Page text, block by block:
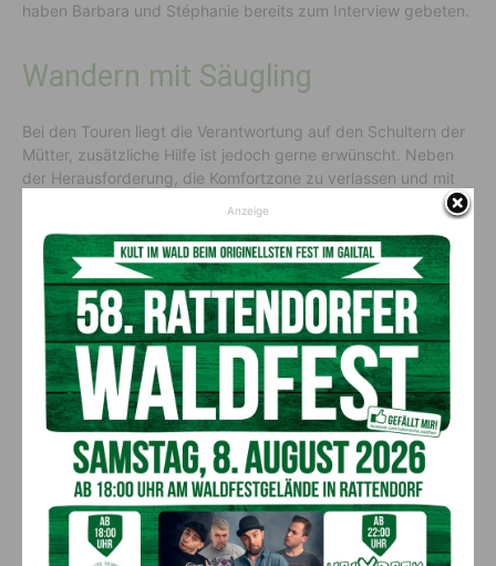
haben Barbara und Stéphanie bereits zum Interview gebeten.
Wandern mit Säugling
Bei den Touren liegt die Verantwortung auf den Schultern der
Mütter, zusätzliche Hilfe ist jedoch gerne erwünscht. Neben
der Herausforderung, die Komfortzone zu verlassen und mit
starten, ist es auch wichtig, jederzeit auf die Bedürfnisse des
Babys eingehen zu können. Anpassungsfähigkeit ist hierbei
das Ein und Alles. Manchmal muss auch der ursprüngliche
Plan adaptiert werden, der gemeinsame Spaß soll jedoch vor
der Erreichung eines Zieles stehen. Doch insgesamt
überwiegen die positiven Aspekte beim Wandern mit
Kleinkindern. Die gemeinsame Zeit, die an der frischen Luft
verbracht wird, wirkt sich entspannend auf Mutter und Kind
aus. Dieses schöne Erlebnis stärkt zudem die Bindung.
Tourenplanung auf Distanz
Stéphanie und Barbara trennen 500 Kilometer, denn Barbara
ist aus den italienischen Alpen (Trentino) mit ihrem Mann nach
Anzeige